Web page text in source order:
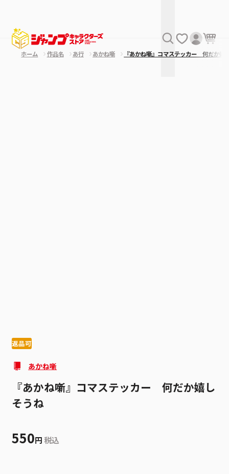
ホーム 作品名 あ行 あかね噺 『あかね噺』コマステッカー 何だか
返品可
あかね噺
『あかね噺』コマステッカー 何だか嬉し
そうね
550円 税込